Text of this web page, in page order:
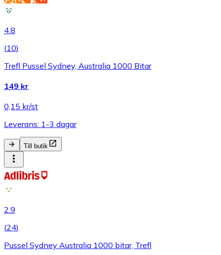
4.8
(10)
Trefl Pussel Sydney, Australia 1000 Bitar
149 kr
0,15 kr/st
Leverans: 1-3 dagar
Till butik
2.9
(24)
Pussel Sydney Australia 1000 bitar, Trefl